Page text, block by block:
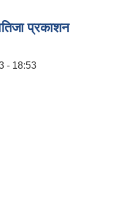
प्रकाशन
- 18:53